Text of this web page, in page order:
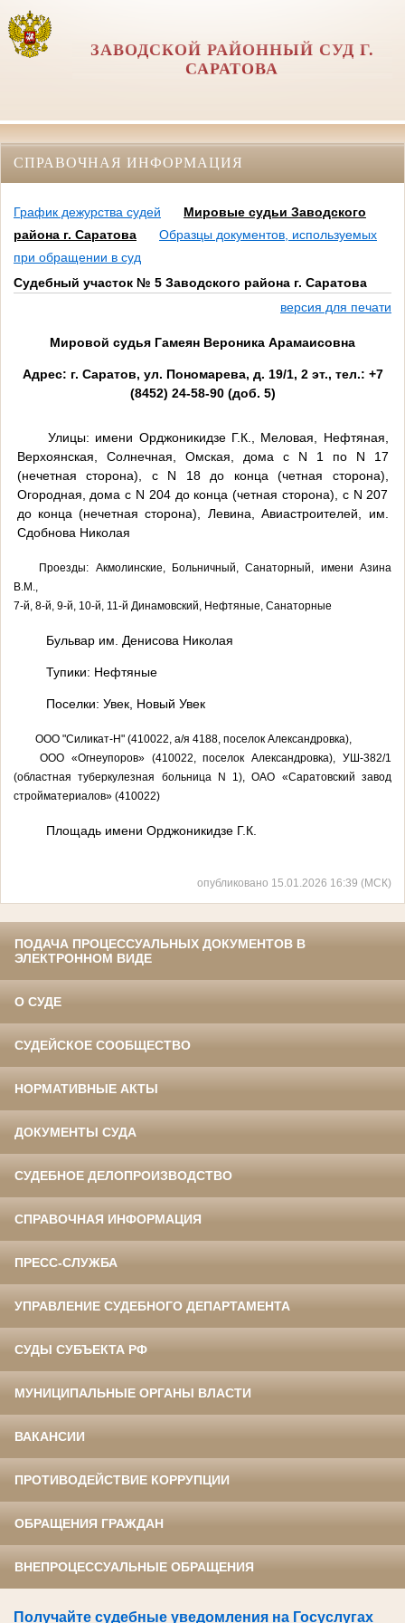
ЗАВОДСКОЙ РАЙОННЫЙ СУД Г.
САРАТОВА
СПРАВОЧНАЯ ИНФОРМАЦИЯ
График дежурства судей
Мировые судьи Заводского
района г. Саратова
Образцы документов, используемых
при обращении в суд
Судебный участок № 5 Заводского района г. Саратова
версия для печати
Мировой судья Гамеян Вероника Арамаисовна
Адрес: г. Саратов, ул. Пономарева, д. 19/1, 2 эт., тел.: +7
(8452) 24-58-90 (доб. 5)
Улицы: имени Орджоникидзе Г.К., Меловая, Нефтяная,
Верхоянская, Солнечная, Омская, дома с N 1 по N 17
(нечетная сторона), с N 18 до конца (четная сторона),
Огородная, дома с N 204 до конца (четная сторона), с N 207
до конца (нечетная сторона), Левина, Авиастроителей, им.
Сдобнова Николая
Проезды: Акмолинские, Больничный, Санаторный, имени Азина
В.М.,
7-й, 8-й, 9-й, 10-й, 11-й Динамовский, Нефтяные, Санаторные
Бульвар им. Денисова Николая
Тупики: Нефтяные
Поселки: Увек, Новый Увек
ООО "Силикат-Н" (410022, а/я 4188, поселок Александровка),
ООО «Огнеупоров» (410022, поселок Александровка), УШ-382/1
(областная туберкулезная больница N 1), ОАО «Саратовский завод
стройматериалов» (410022)
Площадь имени Орджоникидзе Г.К.
опубликовано 15.01.2026 16:39 (МСК)
ПОДАЧА ПРОЦЕССУАЛЬНЫХ ДОКУМЕНТОВ В
ЭЛЕКТРОННОМ ВИДЕ
О СУДЕ
СУДЕЙСКОЕ СООБЩЕСТВО
НОРМАТИВНЫЕ АКТЫ
ДОКУМЕНТЫ СУДА
СУДЕБНОЕ ДЕЛОПРОИЗВОДСТВО
СПРАВОЧНАЯ ИНФОРМАЦИЯ
ПРЕСС-СЛУЖБА
УПРАВЛЕНИЕ СУДЕБНОГО ДЕПАРТАМЕНТА
СУДЫ СУБЪЕКТА РФ
МУНИЦИПАЛЬНЫЕ ОРГАНЫ ВЛАСТИ
ВАКАНСИИ
ПРОТИВОДЕЙСТВИЕ КОРРУПЦИИ
ОБРАЩЕНИЯ ГРАЖДАН
ВНЕПРОЦЕССУАЛЬНЫЕ ОБРАЩЕНИЯ
Получайте судебные уведомления на Госуслугах